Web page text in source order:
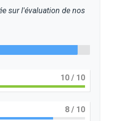
sur l'évaluation de nos
10 / 10
8 / 10